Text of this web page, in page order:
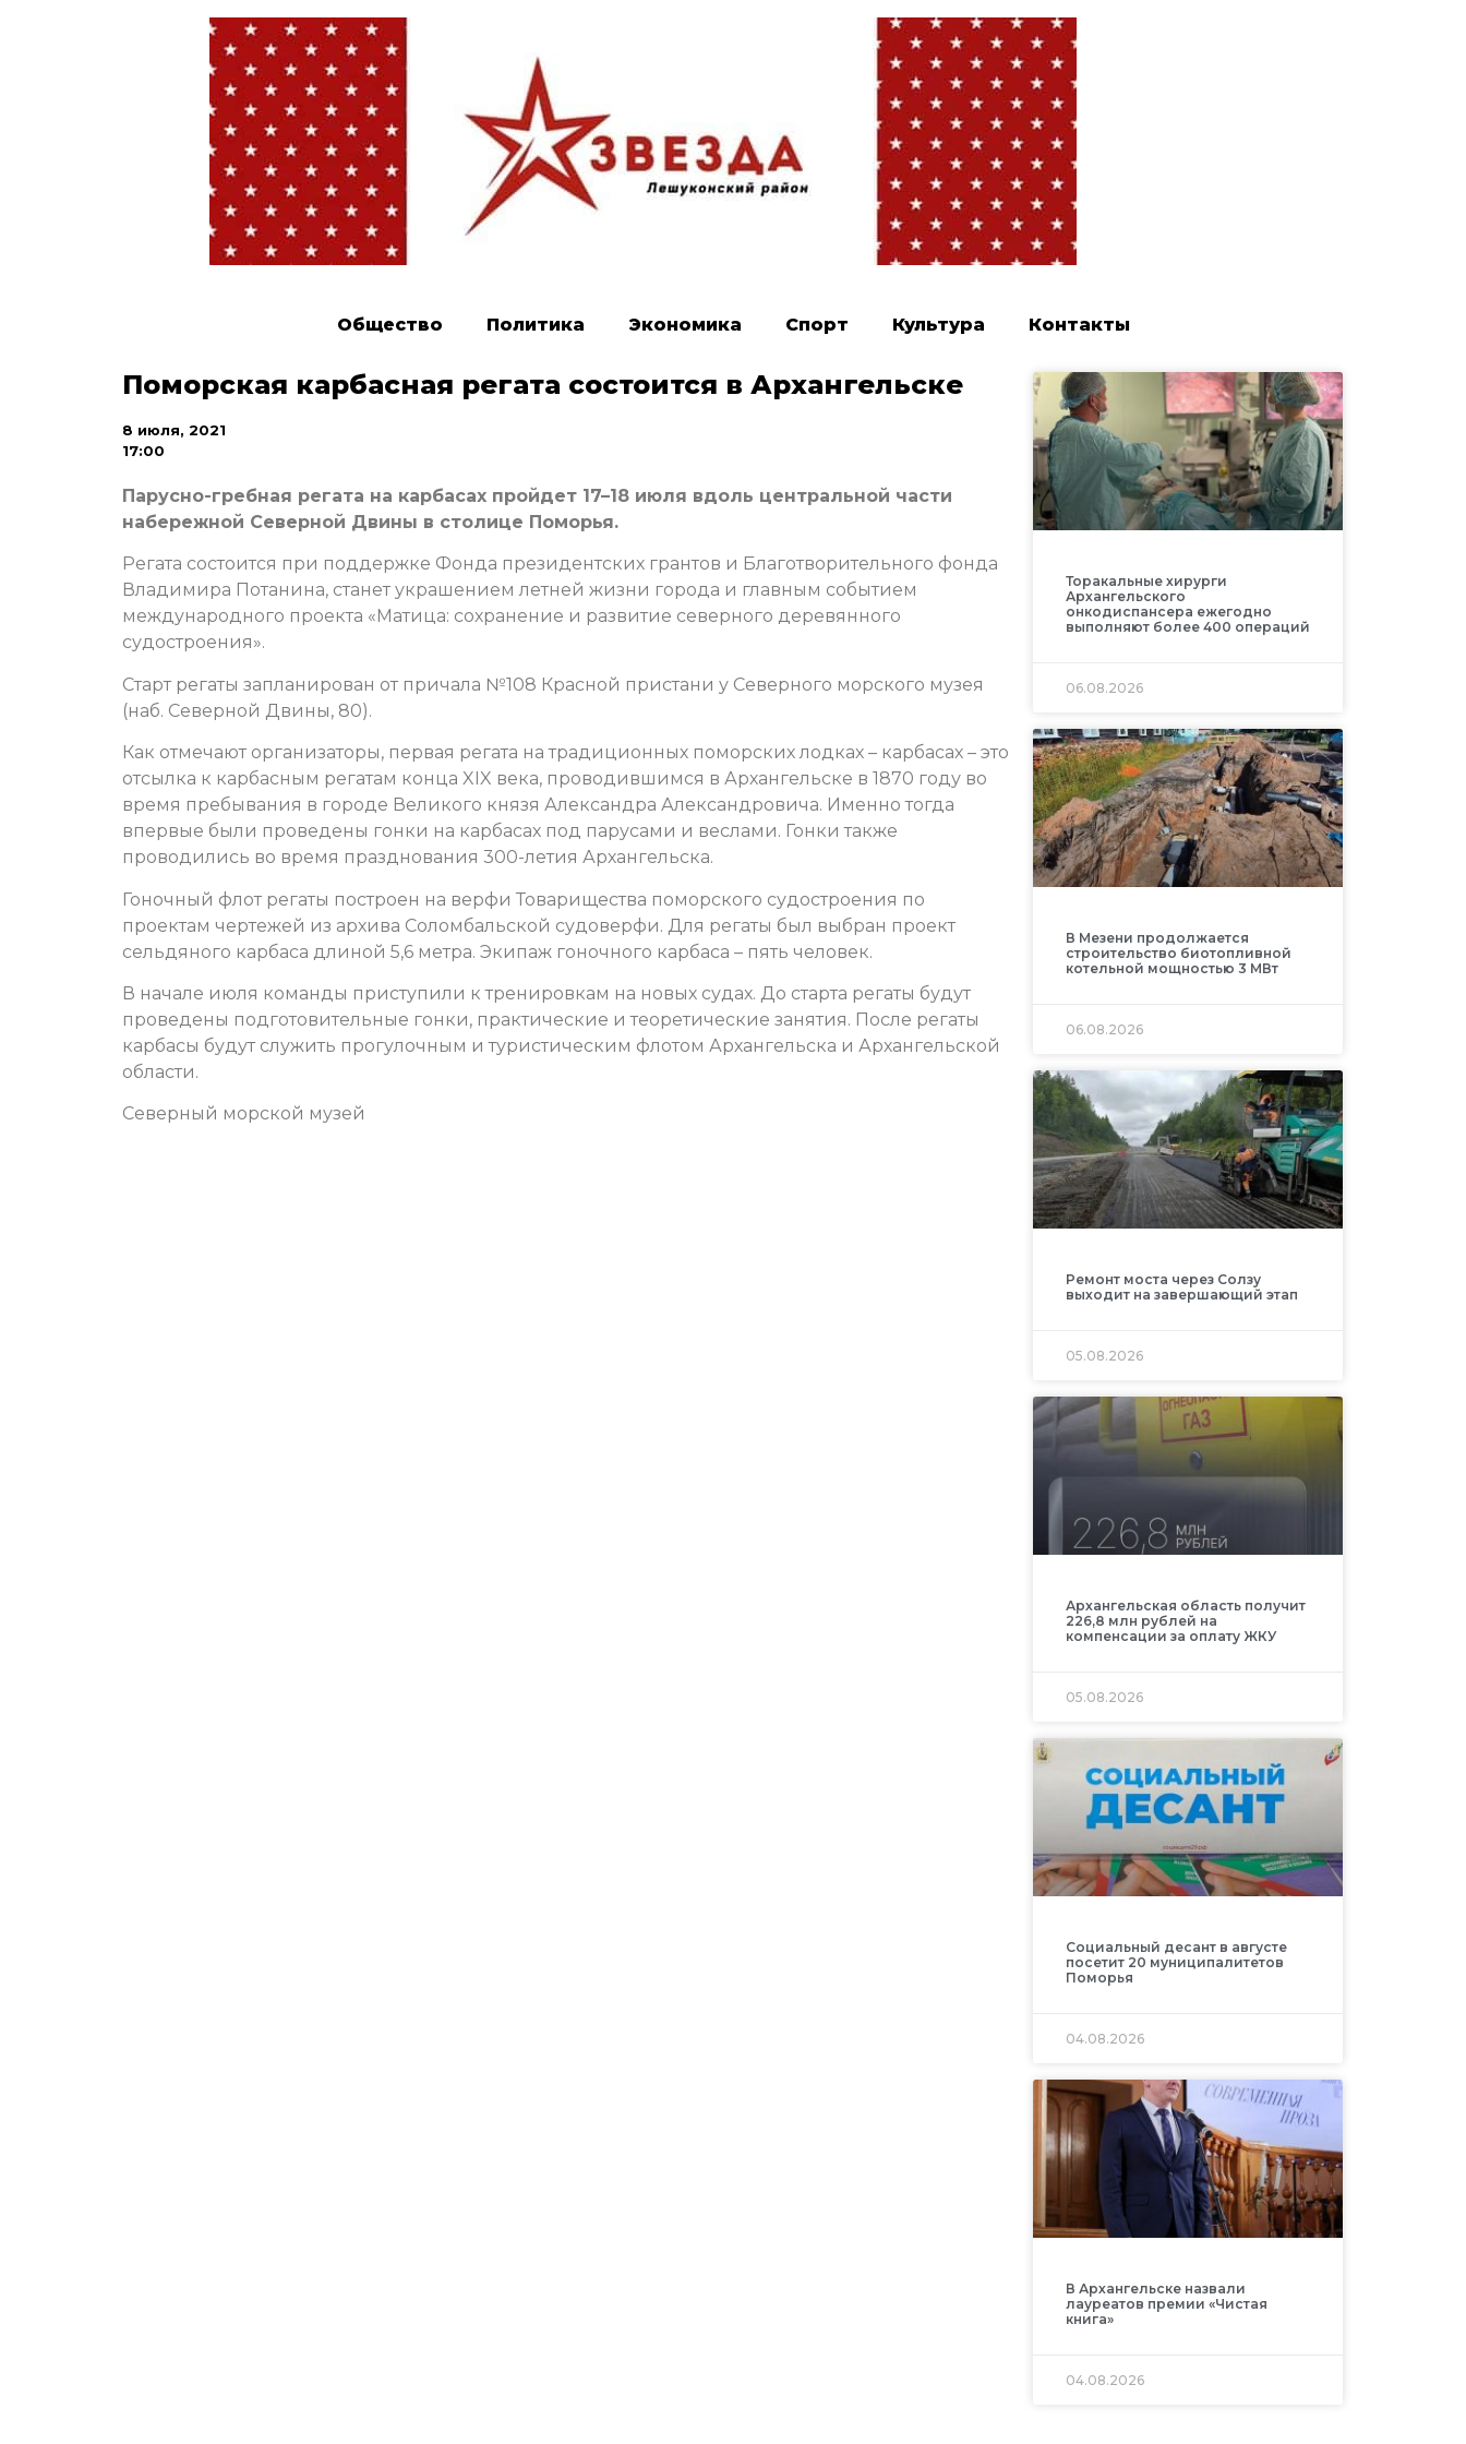
Общество Политика Экономика Спорт Культура Контакты
Поморская карбасная регата состоится в Архангельске
8 июля, 2021
17:00
Парусно-гребная регата на карбасах пройдет 17–18 июля вдоль центральной части
набережной Северной Двины в столице Поморья.
Регата состоится при поддержке Фонда президентских грантов и Благотворительного фонда
Владимира Потанина, станет украшением летней жизни города и главным событием
международного проекта «Матица: сохранение и развитие северного деревянного
судостроения».
Старт регаты запланирован от причала №108 Красной пристани у Северного морского музея
(наб. Северной Двины, 80).
Как отмечают организаторы, первая регата на традиционных поморских лодках – карбасах – это
отсылка к карбасным регатам конца XIX века, проводившимся в Архангельске в 1870 году во
время пребывания в городе Великого князя Александра Александровича. Именно тогда
впервые были проведены гонки на карбасах под парусами и веслами. Гонки также
проводились во время празднования 300-летия Архангельска.
Гоночный флот регаты построен на верфи Товарищества поморского судостроения по
проектам чертежей из архива Соломбальской судоверфи. Для регаты был выбран проект
сельдяного карбаса длиной 5,6 метра. Экипаж гоночного карбаса – пять человек.
В начале июля команды приступили к тренировкам на новых судах. До старта регаты будут
проведены подготовительные гонки, практические и теоретические занятия. После регаты
карбасы будут служить прогулочным и туристическим флотом Архангельска и Архангельской
области.
Северный морской музей
Торакальные хирурги
Архангельского
онкодиспансера ежегодно
выполняют более 400 операций
06.08.2026
В Мезени продолжается
строительство биотопливной
котельной мощностью 3 МВт
06.08.2026
Ремонт моста через Солзу
выходит на завершающий этап
05.08.2026
Архангельская область получит
226,8 млн рублей на
компенсации за оплату ЖКУ
05.08.2026
Социальный десант в августе
посетит 20 муниципалитетов
Поморья
04.08.2026
В Архангельске назвали
лауреатов премии «Чистая
книга»
04.08.2026